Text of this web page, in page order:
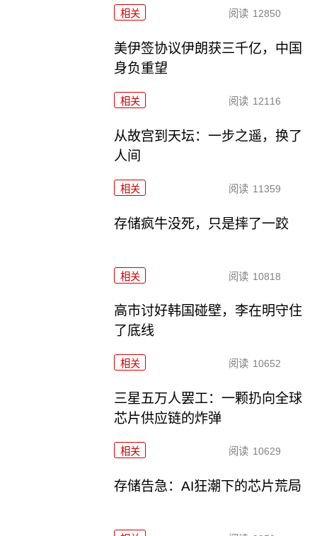
相关 阅读 12850
美伊签协议伊朗获三千亿，中国
身负重望
相关 阅读 12116
从故宫到天坛：一步之遥，换了
人间
相关 阅读 11359
存储疯牛没死，只是摔了一跤
相关 阅读 10818
高市讨好韩国碰壁，李在明守住
了底线
相关 阅读 10652
三星五万人罢工：一颗扔向全球
芯片供应链的炸弹
相关 阅读 10629
存储告急：AI狂潮下的芯片荒局